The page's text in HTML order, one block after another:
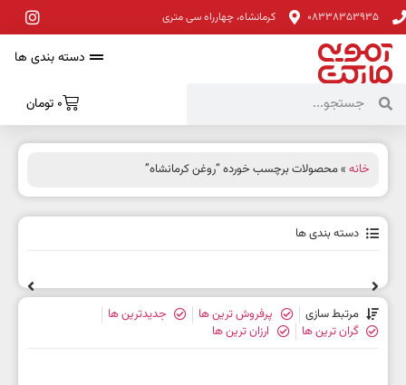
08338353935 کرمانشاه، چهارراه سی متری
دسته بندی ها
0 تومان
خانه » محصولات برچسب خورده “روغن کرمانشاه”
دسته بندی ها
مرتبط سازی پرفروش ترین ها
جدیدترین ها
گران ترین ها
ارزان ترین ها